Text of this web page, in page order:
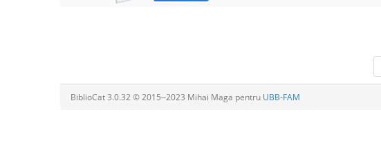
BiblioCat 3.0.32 © 2015‒2023 Mihai Maga pentru UBB-FAM